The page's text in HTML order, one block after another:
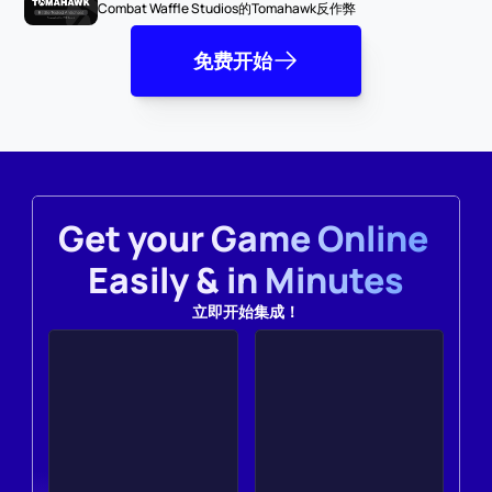
Combat Waffle Studios的Tomahawk反作弊
免费开始
Get your Game Online
Easily & in Minutes
立即开始集成！